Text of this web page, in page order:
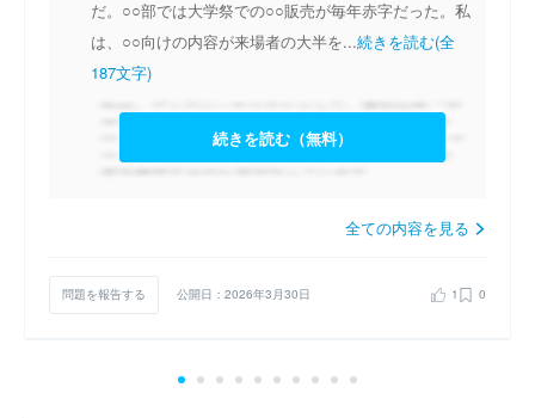
だ。○○部では大学祭での○○販売が毎年赤字だった。私
は、○○向けの内容が来場者の大半を...続きを読む(全
187文字)
続きを読む（無料）
全ての内容を見る
問題を報告する 公開日：2026年3月30日 1 0